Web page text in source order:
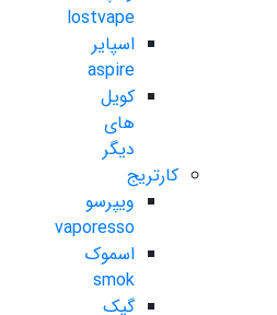
lostvape
اسپایر
aspire
کویل
های
دیگر
کارتریج
ویپرسو
vaporesso
اسموک
smok
گیک